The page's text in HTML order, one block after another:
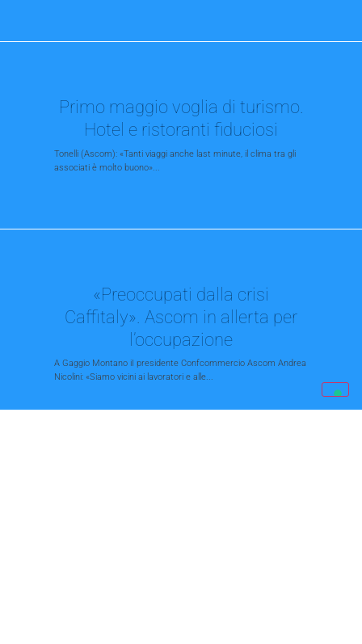
Primo maggio voglia di turismo.
Hotel e ristoranti fiduciosi
Tonelli (Ascom): «Tanti viaggi anche last minute, il clima tra gli
associati è molto buono»...
«Preoccupati dalla crisi
Caffitaly». Ascom in allerta per
l’occupazione
A Gaggio Montano iI presidente Confcommercio Ascom Andrea
Nicolini: «Siamo vicini ai lavoratori e alle...